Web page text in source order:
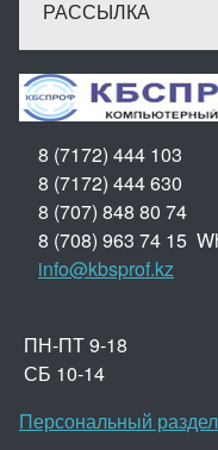
РАССЫЛКА
8 (7172) 444 103
8 (7172) 444 630
8 (707) 848 80 74
8 (708) 963 74 15
info@kbsprof.kz
ПН-ПТ 9-18
СБ 10-14
Персональный раздел